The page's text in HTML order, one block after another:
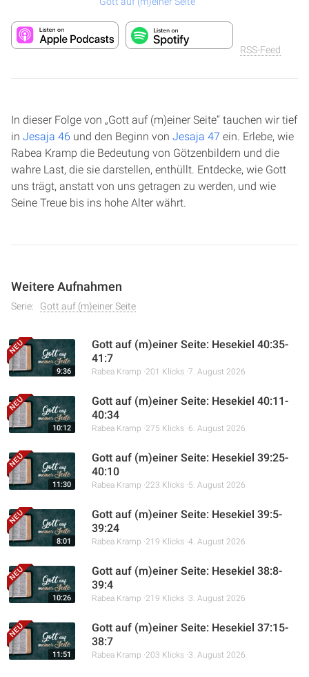
RSS-Feed
In dieser Folge von „Gott auf (m)einer Seite“ tauchen wir tief
in Jesaja 46 und den Beginn von Jesaja 47 ein. Erlebe, wie
Rabea Kramp die Bedeutung von Götzenbildern und die
wahre Last, die sie darstellen, enthüllt. Entdecke, wie Gott
uns trägt, anstatt von uns getragen zu werden, und wie
Seine Treue bis ins hohe Alter währt.
Weitere Aufnahmen
Serie: Gott auf (m)einer Seite
9:36
Gott auf (m)einer Seite: Hesekiel 40:35-
41:7
Rabea Kramp 201 Klicks 7. August 2026
10:12
Gott auf (m)einer Seite: Hesekiel 40:11-
40:34
Rabea Kramp 275 Klicks 6. August 2026
11:30
Gott auf (m)einer Seite: Hesekiel 39:25-
40:10
Rabea Kramp 223 Klicks 5. August 2026
8:01
Gott auf (m)einer Seite: Hesekiel 39:5-
39:24
Rabea Kramp 219 Klicks 4. August 2026
10:26
Gott auf (m)einer Seite: Hesekiel 38:8-
39:4
Rabea Kramp 219 Klicks 3. August 2026
11:51
Gott auf (m)einer Seite: Hesekiel 37:15-
38:7
Rabea Kramp 203 Klicks 3. August 2026